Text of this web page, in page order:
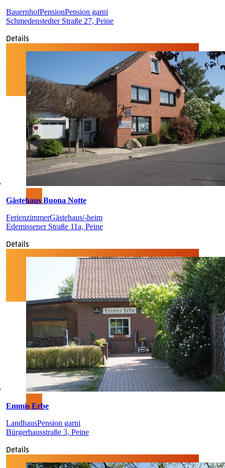
BauernhofPensionPension garni
Schmedenstedter Straße 27, Peine
Details
Gästehaus Buona Notte
FerienzimmerGästehaus/-heim
Edemissener Straße 11a, Peine
Details
Emmis Erbe
LandhausPension garni
Bürgerhausstraße 3, Peine
Details